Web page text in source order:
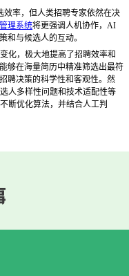
效率，但人类招聘专家依然在决
理系统将更强调人机协作，AI
和与候选人的互动。
化，极大地提高了招聘效率和
够在海量简历中精准筛选出最符
聘决策的科学性和客观性。然
人多样性问题和技术适配性等
断优化算法，并结合人工判